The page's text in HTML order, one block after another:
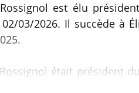
est élu
03/2026. Il succède à
était président